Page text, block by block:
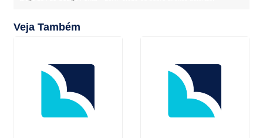
Veja Também